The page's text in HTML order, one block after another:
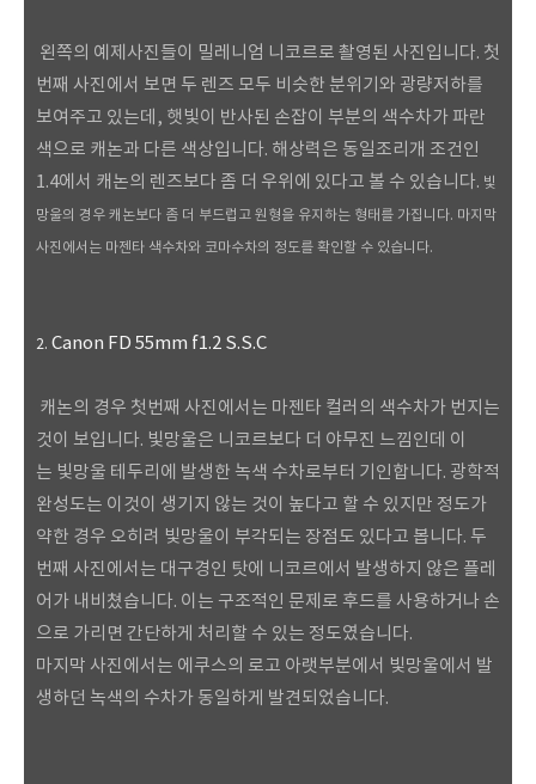
왼쪽의 예제사진들이 밀레니엄 니코르로 촬영된 사진입니다. 첫
번째 사진에서 보면 두 렌즈 모두 비슷한 분위기와 광량저하를
보여주고 있는데, 햇빛이 반사된 손잡이 부분의 색수차가 파란
색으로 캐논과 다른 색상입니다. 해상력은 동일조리개 조건인
1.4에서 캐논의 렌즈보다 좀 더 우위에 있다고 볼 수 있습니다. 빛
망울의 경우 캐논보다 좀 더 부드럽고 원형을 유지하는 형태를 가집니다. 마지막
사진에서는 마젠타 색수차와 코마수차의 정도를 확인할 수 있습니다.
2. Canon FD 55mm f1.2 S.S.C
캐논의 경우 첫번째 사진에서는 마젠타 컬러의 색수차가 번지는
것이 보입니다. 빛망울은 니코르보다 더 야무진 느낌인데 이
는 빛망울 테두리에 발생한 녹색 수차로부터 기인합니다. 광학적
완성도는 이것이 생기지 않는 것이 높다고 할 수 있지만 정도가
약한 경우 오히려 빛망울이 부각되는 장점도 있다고 봅니다. 두
번째 사진에서는 대구경인 탓에 니코르에서 발생하지 않은 플레
어가 내비쳤습니다. 이는 구조적인 문제로 후드를 사용하거나 손
으로 가리면 간단하게 처리할 수 있는 정도였습니다.
마지막 사진에서는 에쿠스의 로고 아랫부분에서 빛망울에서 발
생하던 녹색의 수차가 동일하게 발견되었습니다.